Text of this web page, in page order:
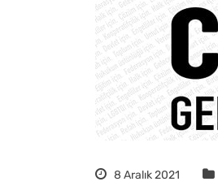
8 Aralık 2021